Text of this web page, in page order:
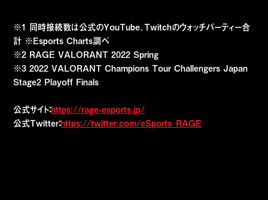
※1 同時接続数は公式のYouTube、Twitchのウォッチパーティー合
計 ※Esports Charts調べ
※2 RAGE VALORANT 2022 Spring
※3 2022 VALORANT Champions Tour Challengers Japan
Stage2 Playoff Finals
公式サイト：https://rage-esports.jp/
公式Twitter：https://twitter.com/eSports_RAGE